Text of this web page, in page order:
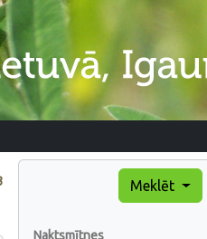
Meklēt
Naktsmītnes